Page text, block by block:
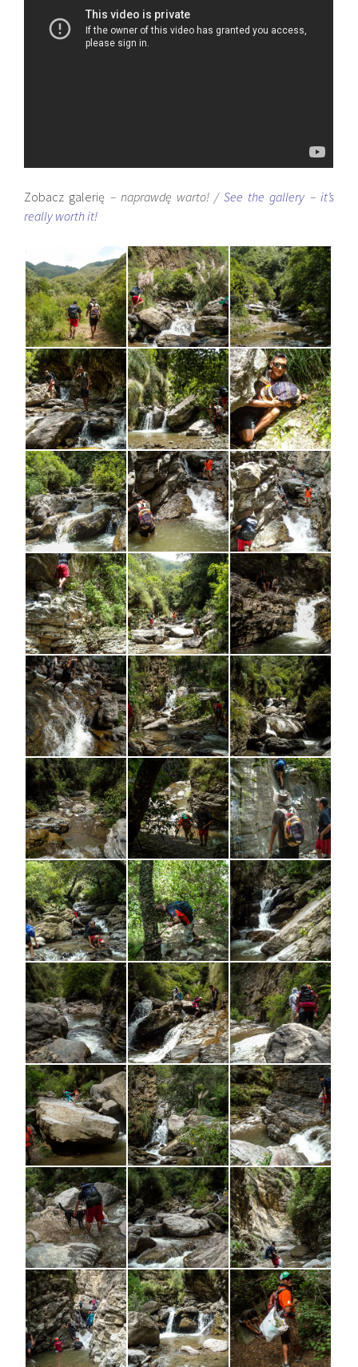
Zobacz galerię – naprawdę warto! /See the gallery – it’s
really worth it!